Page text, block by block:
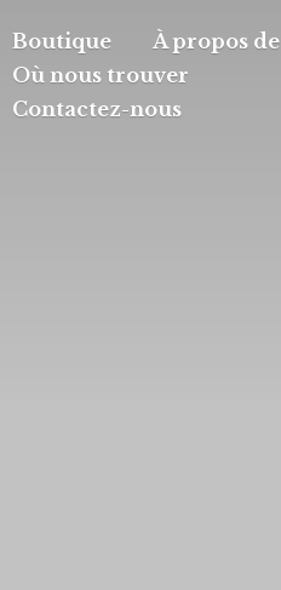
Boutique
À propos de
Où nous trouver
Contactez-nous